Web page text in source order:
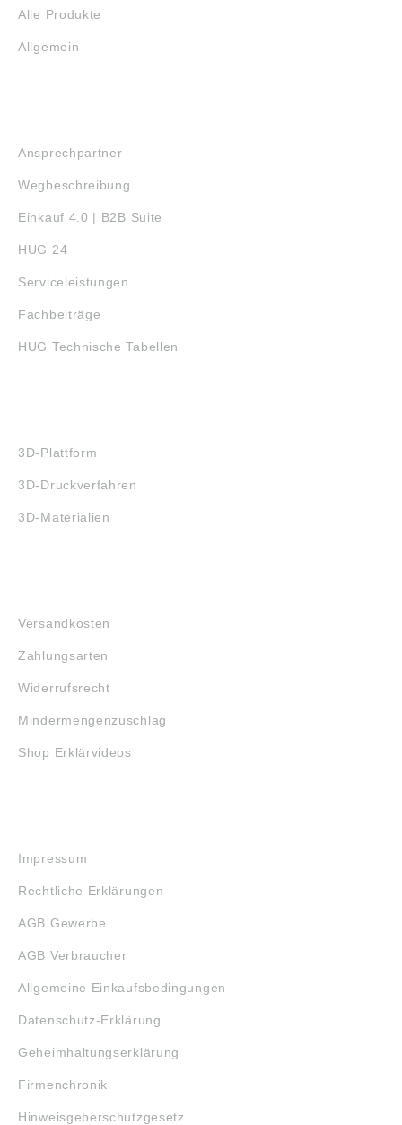
Alle Produkte
Allgemein
Ansprechpartner
Wegbeschreibung
Einkauf 4.0 | B2B Suite
HUG 24
Serviceleistungen
Fachbeiträge
HUG Technische Tabellen
3D-Plattform
3D-Druckverfahren
3D-Materialien
Versandkosten
Zahlungsarten
Widerrufsrecht
Mindermengenzuschlag
Shop Erklärvideos
Impressum
Rechtliche Erklärungen
AGB Gewerbe
AGB Verbraucher
Allgemeine Einkaufsbedingungen
Datenschutz-Erklärung
Geheimhaltungserklärung
Firmenchronik
Hinweisgeberschutzgesetz